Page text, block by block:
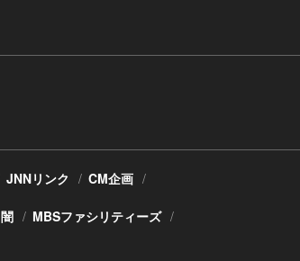
JNNリンク CM企画
闇 MBSファシリティーズ